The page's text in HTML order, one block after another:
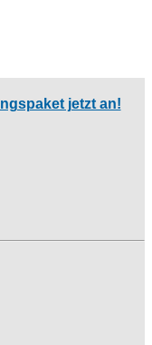
jetzt an!